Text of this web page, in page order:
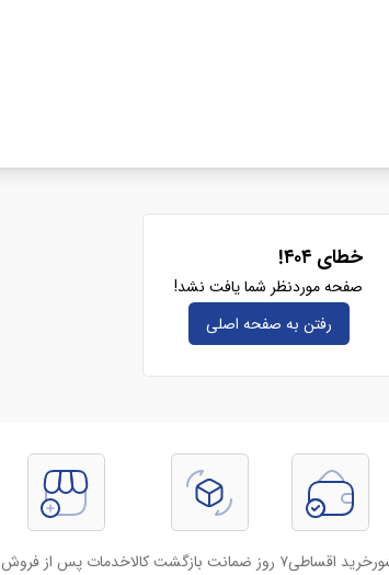
خطای ۴۰۴!
صفحه موردنظر شما یافت نشد!
رفتن به صفحه‌ اصلی
خرید اقساطی۷ روز ضمانت بازگشت کالا خدمات پس از فروش